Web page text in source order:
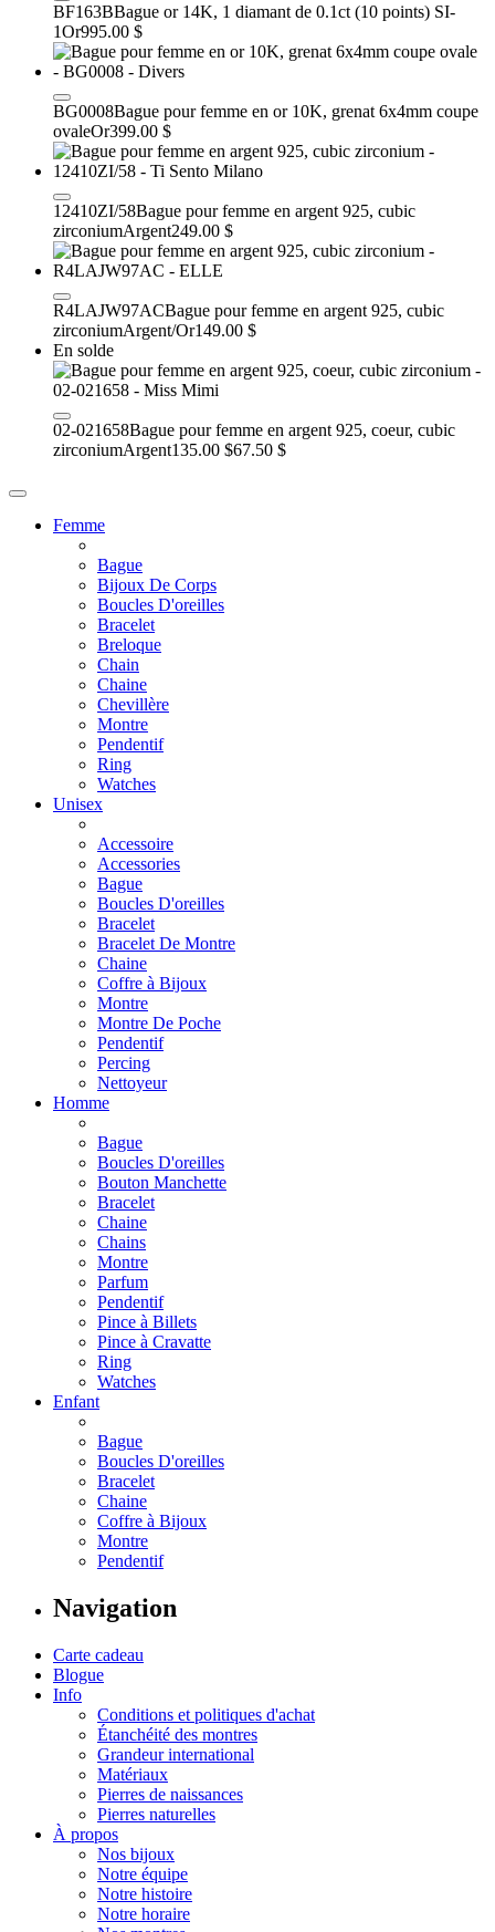
BF163BBague or 14K, 1 diamant de 0.1ct (10 points) SI-
1Or995.00 $
BG0008Bague pour femme en or 10K, grenat 6x4mm coupe
ovaleOr399.00 $
12410ZI/58Bague pour femme en argent 925, cubic
zirconiumArgent249.00 $
R4LAJW97ACBague pour femme en argent 925, cubic
zirconiumArgent/Or149.00 $
En solde
02-021658Bague pour femme en argent 925, coeur, cubic
zirconiumArgent135.00 $67.50 $
Femme
Bague
Bijoux De Corps
Boucles D'oreilles
Bracelet
Breloque
Chain
Chaine
Chevillère
Montre
Pendentif
Ring
Watches
Unisex
Accessoire
Accessories
Bague
Boucles D'oreilles
Bracelet
Bracelet De Montre
Chaine
Coffre à Bijoux
Montre
Montre De Poche
Pendentif
Percing
Nettoyeur
Homme
Bague
Boucles D'oreilles
Bouton Manchette
Bracelet
Chaine
Chains
Montre
Parfum
Pendentif
Pince à Billets
Pince à Cravatte
Ring
Watches
Enfant
Bague
Boucles D'oreilles
Bracelet
Chaine
Coffre à Bijoux
Montre
Pendentif
Navigation
Carte cadeau
Blogue
Info
Conditions et politiques d'achat
Étanchéité des montres
Grandeur international
Matériaux
Pierres de naissances
Pierres naturelles
À propos
Nos bijoux
Notre équipe
Notre histoire
Notre horaire